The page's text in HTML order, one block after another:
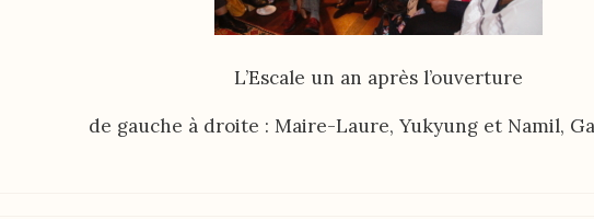
L’Escale un an après l’ouverture
de gauche à droite : Maire-Laure, Yukyung et Namil,